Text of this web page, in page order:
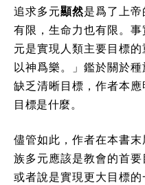
追求多元顯然是爲了上
有限，生命力也有限。
元是實現人類主要目標
以神爲樂。」鑑於關於
缺乏清晰目標，作者本
目標是什麼。
儘管如此，作者在本書
族多元應該是教會的首要
或者說是實現更大目標